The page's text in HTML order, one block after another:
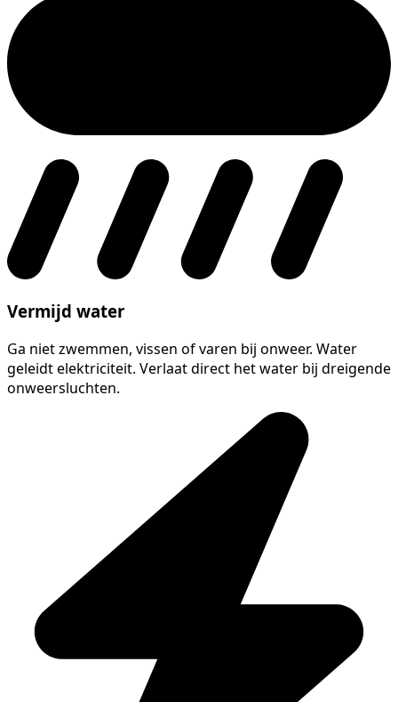
Vermijd water
Ga niet zwemmen, vissen of varen bij onweer. Water
geleidt elektriciteit. Verlaat direct het water bij dreigende
onweersluchten.